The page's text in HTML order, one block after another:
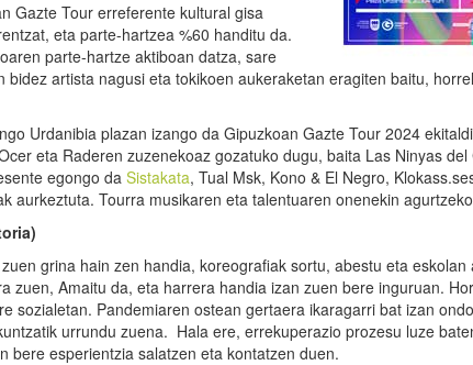
Gazte Tour erreferente kultural gisa
eta parte-hartzea %60 handitu da.
parte-hartze aktiboan datza, sare
bidez artista nagusi eta tokikoen aukeraketan eragiten baitu,
Urdanibia plazan izango da Gipuzkoan Gazte Tour 2024
eta Raderen zuzenekoaz gozatuko dugu, baita Las Ninyas
egongo da Sistakata, Tual Msk, Kono & El Negro,
aurkeztuta. Tourra musikaren eta talentuaren onenekin
zuen grina hain zen handia, koreografiak sortu, abestu eta
zuen, Amaitu da, eta harrera handia izan zuen bere inguruan.
sozialetan. Pandemiaren ostean gertaera ikaragarri bat izan
urrundu zuena. Hala ere, errekuperazio prozesu luze
bere esperientzia salatzen eta kontatzen duen.